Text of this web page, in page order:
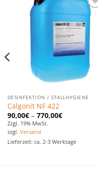
Zu den
Favoriten
hinzufügen
DESINFEKTION / STALLHYGIENE
Calgonit NF 422
90,00€– 770,00€
Zzgl. 19% MwSt.
zzgl. Versand
Lieferzeit: ca. 2-3 Werktage